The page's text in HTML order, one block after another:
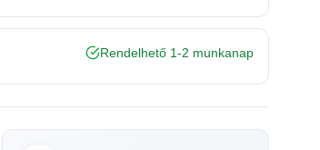
Rendelhető 1-2 munkanap